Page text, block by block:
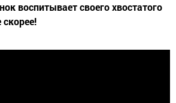
воспитывает своего хвостатого